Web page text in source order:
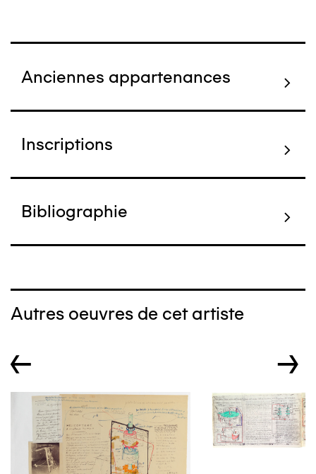
Anciennes appartenances
Inscriptions
Bibliographie
Autres oeuvres de cet artiste
← →